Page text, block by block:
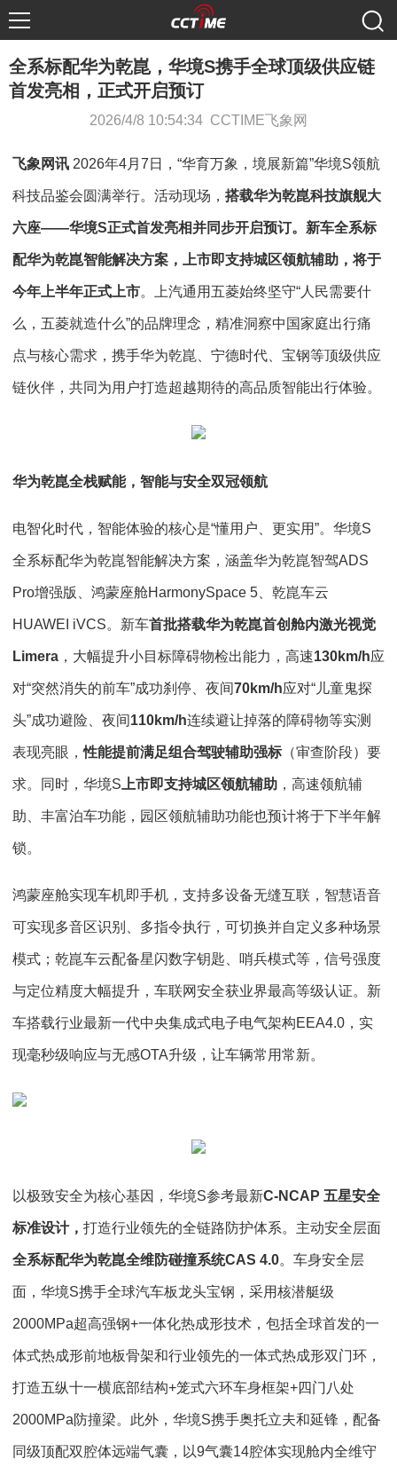
全系标配华为乾崑，华境S携手全球顶级供应链
首发亮相，正式开启预订
2026/4/8 10:54:34 CCTIME飞象网
飞象网讯 2026年4月7日，“华育万象，境展新篇”华境S领航
科技品鉴会圆满举行。活动现场， 搭载华为乾崑科技旗舰大
六座——华境S正式首发亮相并同步开启预订。新车全系标
配华为乾崑智能解决方案，上市即支持城区领航辅助，将于
今年上半年正式上市。上汽通用五菱始终坚守“人民需要什
么，五菱就造什么”的品牌理念，精准洞察中国家庭出行痛
点与核心需求，携手华为乾崑、宁德时代、宝钢等顶级供应
链伙伴，共同为用户打造超越期待的高品质智能出行体验。
华为乾崑全栈赋能，智能与安全双冠领航
电智化时代，智能体验的核心是“懂用户、更实用”。华境S
全系标配华为乾崑智能解决方案，涵盖华为乾崑智驾ADS
Pro增强版、鸿蒙座舱HarmonySpace 5、乾崑车云
HUAWEI iVCS。新车首批搭载华为乾崑首创舱内激光视觉
Limera ，大幅提升小目标障碍物检出能力，高速130km/h应
对“突然消失的前车”成功刹停、夜间70km/h应对“儿童鬼探
头”成功避险、夜间110km/h连续避让掉落的障碍物等实测
表现亮眼，性能提前满足组合驾驶辅助强标（审查阶段）要
求。同时，华境S 上市即支持城区领航辅助 ，高速领航辅
助、丰富泊车功能，园区领航辅助功能也预计将于下半年解
锁。
鸿蒙座舱实现车机即手机，支持多设备无缝互联，智慧语音
可实现多音区识别、多指令执行，可切换并自定义多种场景
模式；乾崑车云配备星闪数字钥匙、哨兵模式等，信号强度
与定位精度大幅提升，车联网安全获业界最高等级认证。新
车搭载行业最新一代中央集成式电子电气架构EEA4.0，实
现毫秒级响应与无感OTA升级，让车辆常用常新。
以极致安全为核心基因，华境S参考最新C-NCAP 五星安全
标准设计， 打造行业领先的全链路防护体系。主动安全层面
全系标配华为乾崑全维防碰撞系统CAS 4.0。车身安全层
面，华境S携手全球汽车板龙头宝钢，采用核潜艇级
2000MPa超高强钢+一体化热成形技术，包括全球首发的一
体式热成形前地板骨架和行业领先的一体式热成形双门环，
打造五纵十一横底部结构+笼式六环车身框架+四门八处
2000MPa防撞梁。此外，华境S携手奥托立夫和延锋，配备
同级顶配双腔体远端气囊，以9气囊14腔体实现舱内全维守